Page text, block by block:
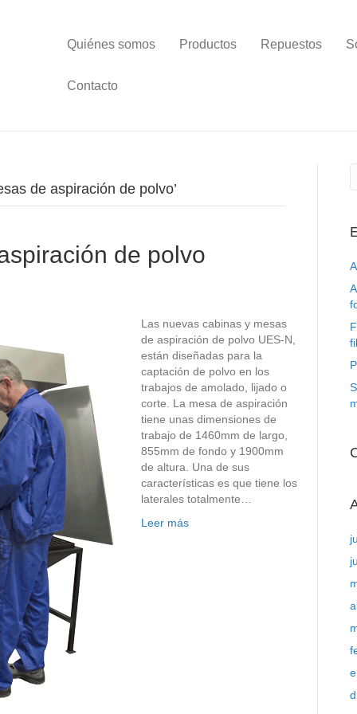
Quiénes somos Productos Repuestos
Contacto
de aspiración de polvo’
de polvo
Las nuevas cabinas y mesas
de aspiración de polvo UES-N,
están diseñadas para la
captación de polvo en los
trabajos de amolado, lijado o
corte. La mesa de aspiración
tiene unas dimensiones de
trabajo de 1460mm de largo,
855mm de fondo y 1900mm
de altura. Una de sus
características es que tiene los
laterales totalmente…
Leer más